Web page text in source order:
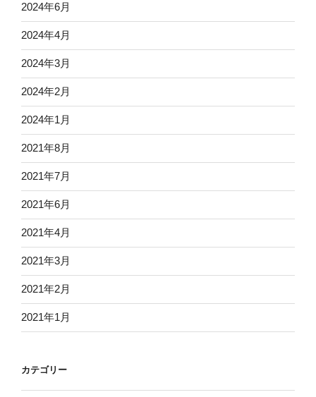
2024年6月
2024年4月
2024年3月
2024年2月
2024年1月
2021年8月
2021年7月
2021年6月
2021年4月
2021年3月
2021年2月
2021年1月
カテゴリー